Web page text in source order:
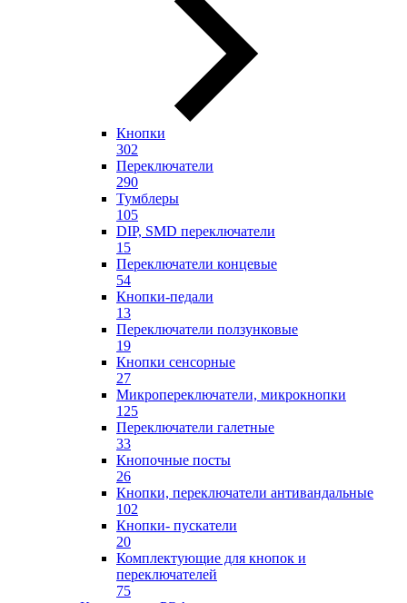
Кнопки
302
Переключатели
290
Тумблеры
105
DIP, SMD переключатели
15
Переключатели концевые
54
Кнопки-педали
13
Переключатели ползунковые
19
Кнопки сенсорные
27
Микропереключатели, микрокнопки
125
Переключатели галетные
33
Кнопочные посты
26
Кнопки, переключатели антивандальные
102
Кнопки- пускатели
20
Комплектующие для кнопок и
переключателей
75